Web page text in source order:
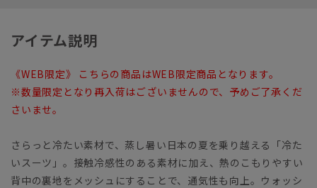
アイテム説明
《WEB限定》 こちらの商品はWEB限定商品となります。
※数量限定となり再入荷はございませんので、予めご了承くだ
さいませ。
さらっと冷たい素材で、蒸し暑い日本の夏を乗り越える「冷た
いスーツ」。接触冷感性のある素材に加え、熱のこもりやすい
背中の裏地をメッシュにすることで、通気性も向上。ウォッシ